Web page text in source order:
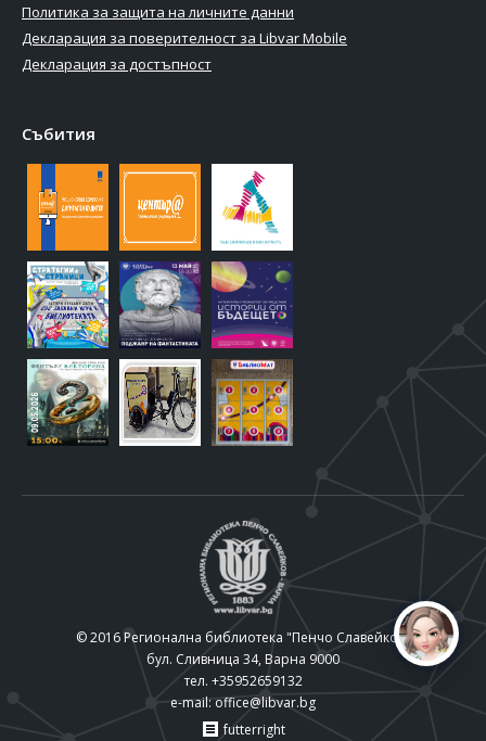
Политика за защита на личните данни
Декларация за поверителност за Libvar Mobile
Декларация за достъпност
Събития
© 2016 Регионална библиотека "Пенчо Славейков"
бул. Сливница 34, Варна 9000
тел. +35952659132
e-mail: office@libvar.bg
futterright